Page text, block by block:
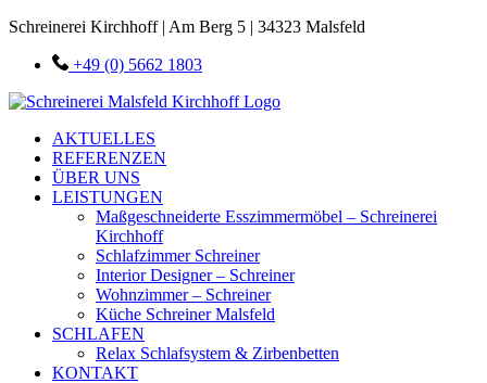
Schreinerei Kirchhoff | Am Berg 5 | 34323 Malsfeld
+49 (0) 5662 1803
AKTUELLES
REFERENZEN
ÜBER UNS
LEISTUNGEN
Maßgeschneiderte Esszimmermöbel – Schreinerei
Kirchhoff
Schlafzimmer Schreiner
Interior Designer – Schreiner
Wohnzimmer – Schreiner
Küche Schreiner Malsfeld
SCHLAFEN
Relax Schlafsystem & Zirbenbetten
KONTAKT